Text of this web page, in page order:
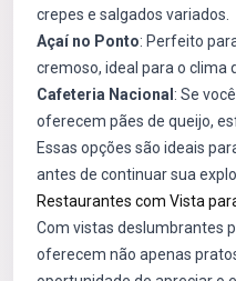
crepes e salgados variados.
Açaí no Ponto: Perfeito
cremoso, ideal para o clima
Cafeteria Nacional : Se
oferecem pães de queijo,
Essas opções são ideais
antes de continuar sua
Restaurantes com Vista
Com vistas deslumbrantes
oferecem não apenas